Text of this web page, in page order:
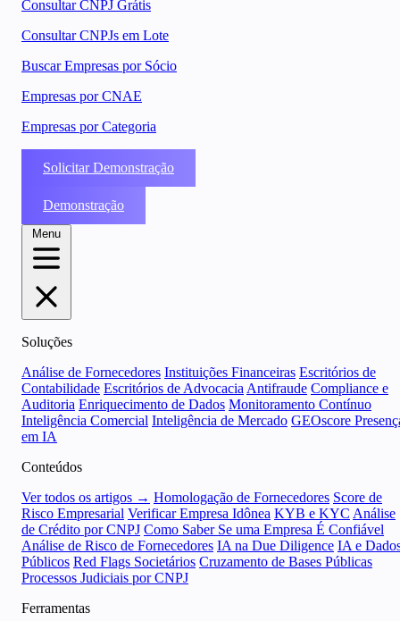
Consultar CNPJ Grátis
Consultar CNPJs em Lote
Buscar Empresas por Sócio
Empresas por CNAE
Empresas por Categoria
Solicitar Demonstração
Demonstração
Menu
Soluções
Análise de Fornecedores Instituições Financeiras Escritórios de
Contabilidade Escritórios de Advocacia Antifraude Compliance e
Auditoria Enriquecimento de Dados Monitoramento Contínuo
Inteligência Comercial Inteligência de Mercado GEOscore
em IA
Conteúdos
Ver todos os artigos → Homologação de Fornecedores Score de
Risco Empresarial Verificar Empresa Idônea KYB e KYC Análise
de Crédito por CNPJ Como Saber Se uma Empresa É Confiável
Análise de Risco de Fornecedores IA na Due Diligence IA e
Públicos Red Flags Societários Cruzamento de Bases Públicas
Processos Judiciais por CNPJ
Ferramentas